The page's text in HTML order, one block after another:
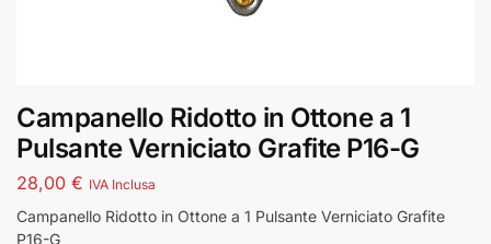
Campanello Ridotto in Ottone a 1
Pulsante Verniciato Grafite P16-G
28,00 € IVA Inclusa
Campanello Ridotto in Ottone a 1 Pulsante Verniciato Grafite
P16-G